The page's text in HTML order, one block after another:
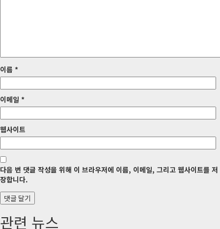
이름 *
이메일 *
웹사이트
다음 번 댓글 작성을 위해 이 브라우저에 이름, 이메일, 그리고 웹사이트를 저
장합니다.
관련 뉴스